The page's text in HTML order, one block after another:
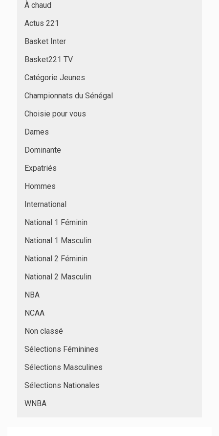
À chaud
Actus 221
Basket Inter
Basket221 TV
Catégorie Jeunes
Championnats du Sénégal
Choisie pour vous
Dames
Dominante
Expatriés
Hommes
International
National 1 Féminin
National 1 Masculin
National 2 Féminin
National 2 Masculin
NBA
NCAA
Non classé
Sélections Féminines
Sélections Masculines
Sélections Nationales
WNBA